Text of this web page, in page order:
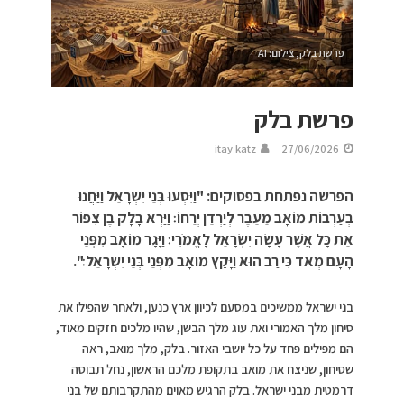
פרשת בלק, צילום: AI
פרשת בלק
27/06/2026
itay katz
הפרשה נפתחת בפסוקים: "וַיִּסְעוּ בְּנֵי יִשְׂרָאֵל וַיַּחֲנוּ
בְּעַרְבוֹת מוֹאָב מֵעֵבֶר לְיַרְדֵּן יְרֵחוֹ׃ וַיַּרְא בָּלָק בֶּן צִפּוֹר
אֵת כָּל אֲשֶׁר עָשָׂה יִשְׂרָאֵל לָאֱמֹרִי׃ וַיָּגָר מוֹאָב מִפְּנֵי
הָעָם מְאֹד כִּי רַב הוּא וַיָּקָץ מוֹאָב מִפְּנֵי בְּנֵי יִשְׂרָאֵל׃".
בני ישראל ממשיכים במסעם לכיוון ארץ כנען, ולאחר שהפילו את
סיחון מלך האמורי ואת עוג מלך הבשן, שהיו מלכים חזקים מאוד,
הם מפילים פחד על כל יושבי האזור. בלק, מלך מואב, ראה
שסיחון, שניצח את מואב בתקופת מלכם הראשון, נחל תבוסה
דרמטית מבני ישראל. בלק הרגיש מאוים מהתקרבותם של בני